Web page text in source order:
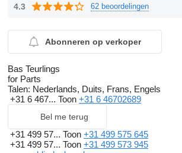
4.3 62 beoordelingen
Abonneren op verkoper
Bas Teurlings
for Parts
Talen: Nederlands, Duits, Frans, Engels
+31 6 467... Toon +31 6 46702689
Bel me terug
+31 499 57... Toon +31 499 575 645
+31 499 57... Toon +31 499 573 945